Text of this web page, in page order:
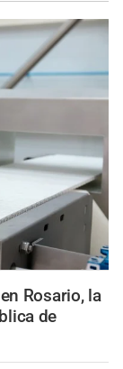
Rosario, la
de